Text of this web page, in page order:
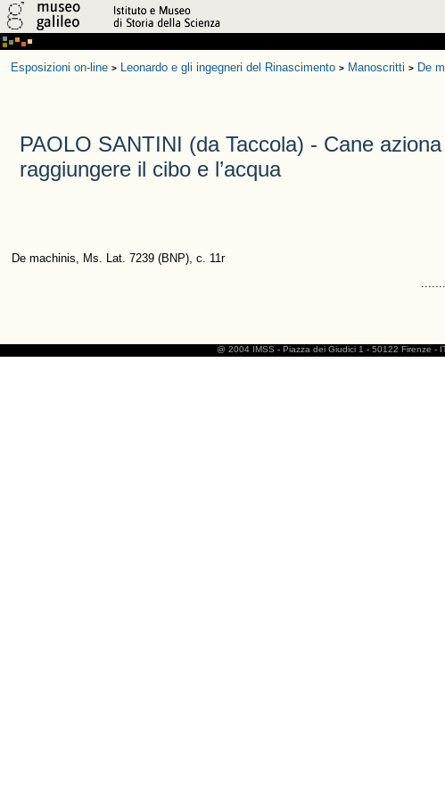
Esposizioni on-line > Leonardo e gli ingegneri del Rinascimento > Manoscritti > De
PAOLO SANTINI (da Taccola) - Cane
raggiungere il cibo e l’acqua
De machinis, Ms. Lat. 7239 (BNP), c. 11r
@ 2004 IMSS - Piazza dei Giudici 1 - 50122 Firenze -